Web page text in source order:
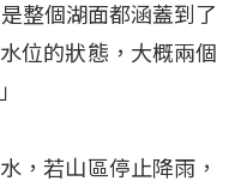
整個湖面都涵蓋到了
位的狀態，大概兩個
，若山區停止降雨，